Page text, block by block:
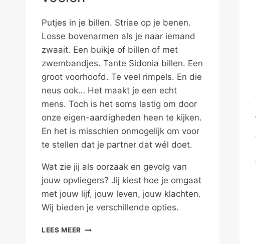
Putjes in je billen. Striae op je benen.
Losse bovenarmen als je naar iemand
zwaait. Een buikje of billen of met
zwembandjes. Tante Sidonia billen. Een
groot voorhoofd. Te veel rimpels. En die
neus ook… Het maakt je een echt
mens. Toch is het soms lastig om door
onze eigen-aardigheden heen te kijken.
En het is misschien onmogelijk om voor
te stellen dat je partner dat wél doet.
Wat zie jij als oorzaak en gevolg van
jouw opvliegers? Jij kiest hoe je omgaat
met jouw lijf, jouw leven, jouw klachten.
Wij bieden je verschillende opties.
LEES MEER JE